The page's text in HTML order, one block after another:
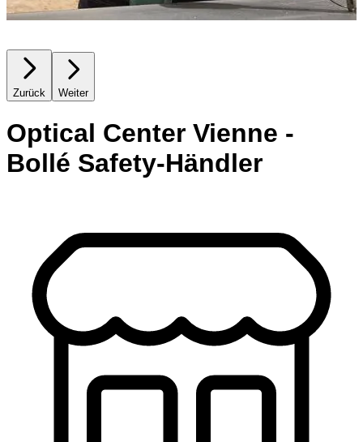
Zurück Weiter
Optical Center Vienne -
Bollé Safety-Händler